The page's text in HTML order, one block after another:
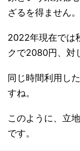
ざるを得ません
2022年現在では
クで2080円、対
同じ時間利用し
すね。
このように、立
です。